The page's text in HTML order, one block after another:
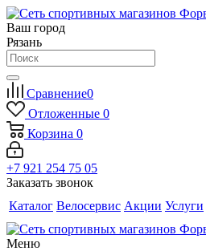
Ваш город
Рязань
Сравнение0
Отложенные 0
Корзина 0
+7 921 254 75 05
Заказать звонок
Каталог Велосервис Акции Услуги
Меню